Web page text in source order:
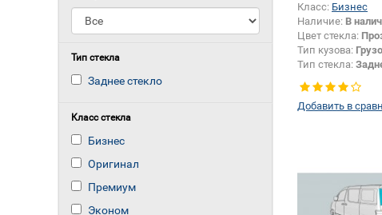
Тип стекла
Заднее стекло
Класс стекла
Бизнес
Оригинал
Премиум
Эконом
Класс: Бизнес
Наличие: В
Цвет стекла:
Тип кузова:
Тип стекла:
Добавить в